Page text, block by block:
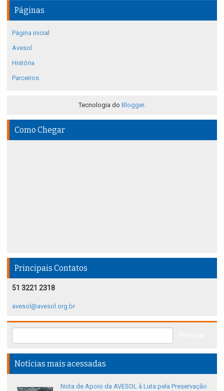
Páginas
Página inicial
Avesol
História
Parceiros
Tecnologia do Blogger.
Como Chegar
Principais Contatos
51 3221 2318
avesol@avesol.org.br
Notícias mais acessadas
Nota de Apoio da AVESOL à Luta pela Preservação